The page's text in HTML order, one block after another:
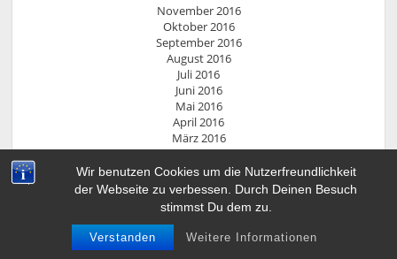
Wir benutzen Cookies um die Nutzerfreundlichkeit
der Webseite zu verbessen. Durch Deinen Besuch
stimmst Du dem zu.
Verstanden Weitere Informationen
November 2016
Oktober 2016
September 2016
August 2016
Juli 2016
Juni 2016
Mai 2016
April 2016
März 2016
Januar 2016
Oktober 2015
September 2015
August 2015
Mai 2015
September 2014